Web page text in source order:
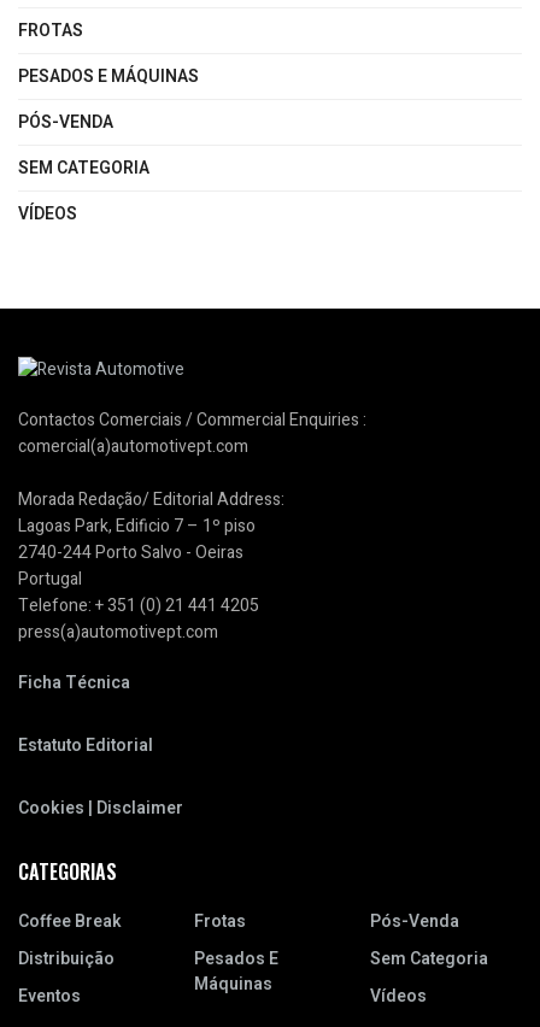
FROTAS
PESADOS E MÁQUINAS
PÓS-VENDA
SEM CATEGORIA
VÍDEOS
Contactos Comerciais / Commercial Enquiries :
comercial(a)automotivept.com
Morada Redação/ Editorial Address:
Lagoas Park, Edificio 7 – 1º piso
2740-244 Porto Salvo - Oeiras
Portugal
Telefone: + 351 (0) 21 441 4205
press(a)automotivept.com
Ficha Técnica
Estatuto Editorial
Cookies | Disclaimer
CATEGORIAS
Coffee Break
Distribuição
Eventos
Frotas
Pesados E
Máquinas
Pós-Venda
Sem Categoria
Vídeos